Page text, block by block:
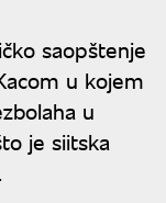
saopštenje
u kojem
u
je siitska